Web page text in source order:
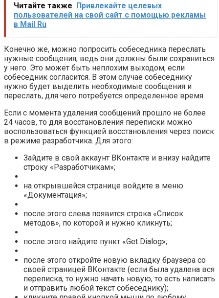
Читайте также Привлекайте целевых
пользователей на свой сайт с помощью рекламы
в Mail Ru
Конечно же, можно попросить собеседника переслать
нужные сообщения, ведь они должны были сохраниться
у него. Это может быть неплохим выходом, если
собеседник согласится. В этом случае собеседнику
нужно будет выделить необходимые сообщения и
переслать, для чего потребуется определенное время.
Если с момента удаления сообщений прошло не более
24 часов, то для восстановления переписки можно
воспользоваться функцией восстановления через поиск
в режиме разработчика. Для этого:
Зайдите в свой аккаунт ВКонтакте и внизу найдите
строку «Разработчикам»;
на открывшейся странице войдите в меню
«Документация»;
после этого слева появится строка «Список
методов», по которой и нужно кликнуть;
после этого найдите пункт «Get Dialog»;
после этого откройте новую вкладку браузера со
своей страницей ВКонтакте (если была удалена вся
переписка, то нужно начать новую, то есть написать
и отправить любой текст собеседнику);